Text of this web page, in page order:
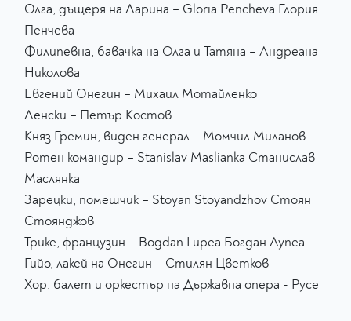
Олга, дъщеря на Ларина – Gloria Pencheva Глория
Пенчева
Филипевна, бавачка на Олга и Татяна – Андреана
Николова
Евгений Онегин – Михаил Мотайленко
Ленски – Петър Костов
Княз Гремин, виден генерал – Момчил Миланов
Ротен командир – Stanislav Maslianka Станислав
Маслянка
Зарецки, помешчик – Stoyan Stoyandzhov Стоян
Стоянджов
Трике, французин – Bogdan Lupea Богдан Лупеа
Гийо, лакей на Онегин – Стилян Цветков
Хор, балет и оркестър на Държавна опера - Русе